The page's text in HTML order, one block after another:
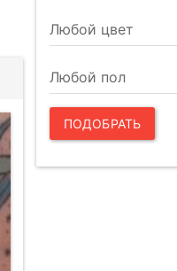
ПОДОБРАТЬ